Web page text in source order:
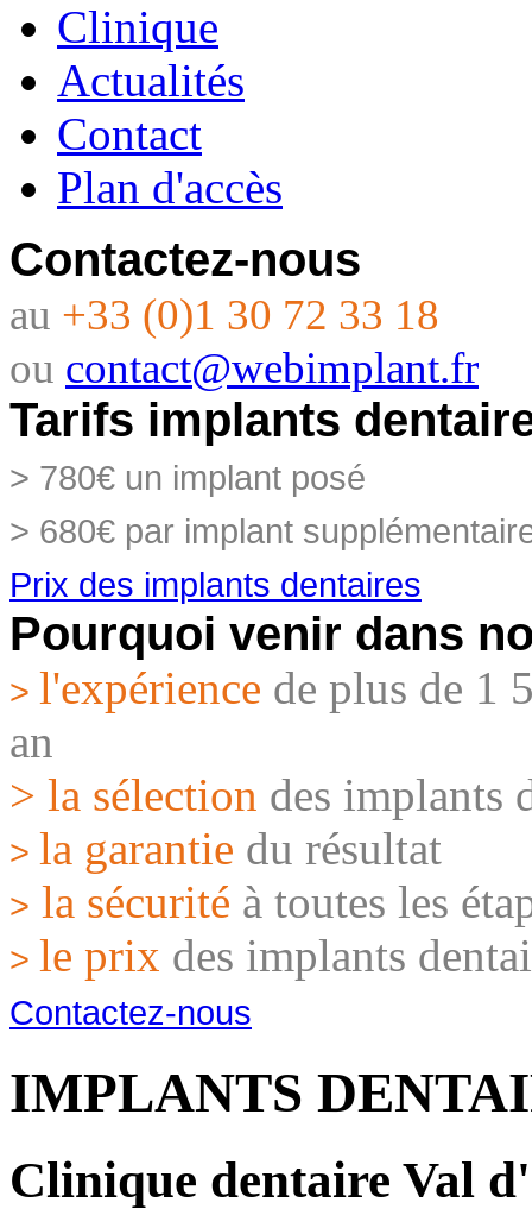
Clinique
Actualités
Contact
Plan d'accès
Contactez-nous
au +33 (0)1 30 72 33 18
ou contact@webimplant.fr
Tarifs implants
> 780€ un implant posé
> 680€ par implant
Prix des implants dentaires
Pourquoi venir dans
> l'expérience de plus de 1
an
> la sélection des implants
> la garantie du résultat
> la sécurité à toutes les
> le prix des implants
Contactez-nous
IMPLANTS
Clinique dentaire Val